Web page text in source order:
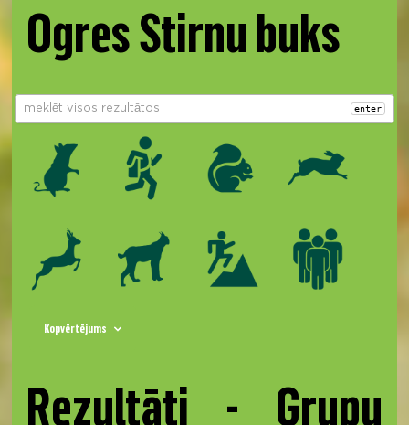
Ogres Stirnu buks
enter
Kopvērtējums
Rezultāti - Grupu